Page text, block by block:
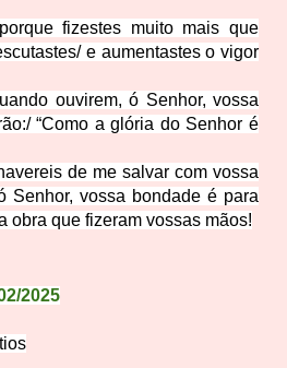
fizestes muito mais que
/e aumentastes o vigor
ouvirem, ó Senhor, vossa
:/“Como a glória do Senhor é
de me salvar com vossa
Senhor, vossa bondade é para
obra que fizeram vossas mãos!
/2025